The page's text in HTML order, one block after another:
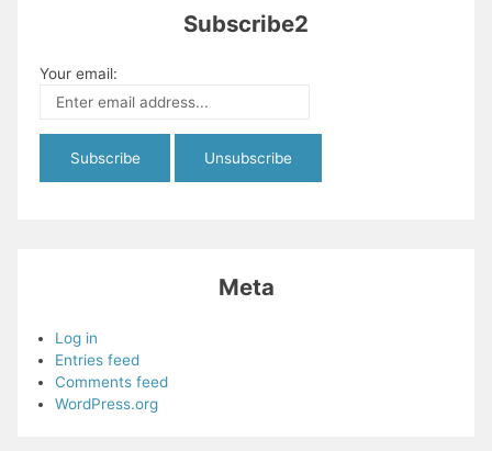
Subscribe2
Your email:
Meta
Log in
Entries feed
Comments feed
WordPress.org